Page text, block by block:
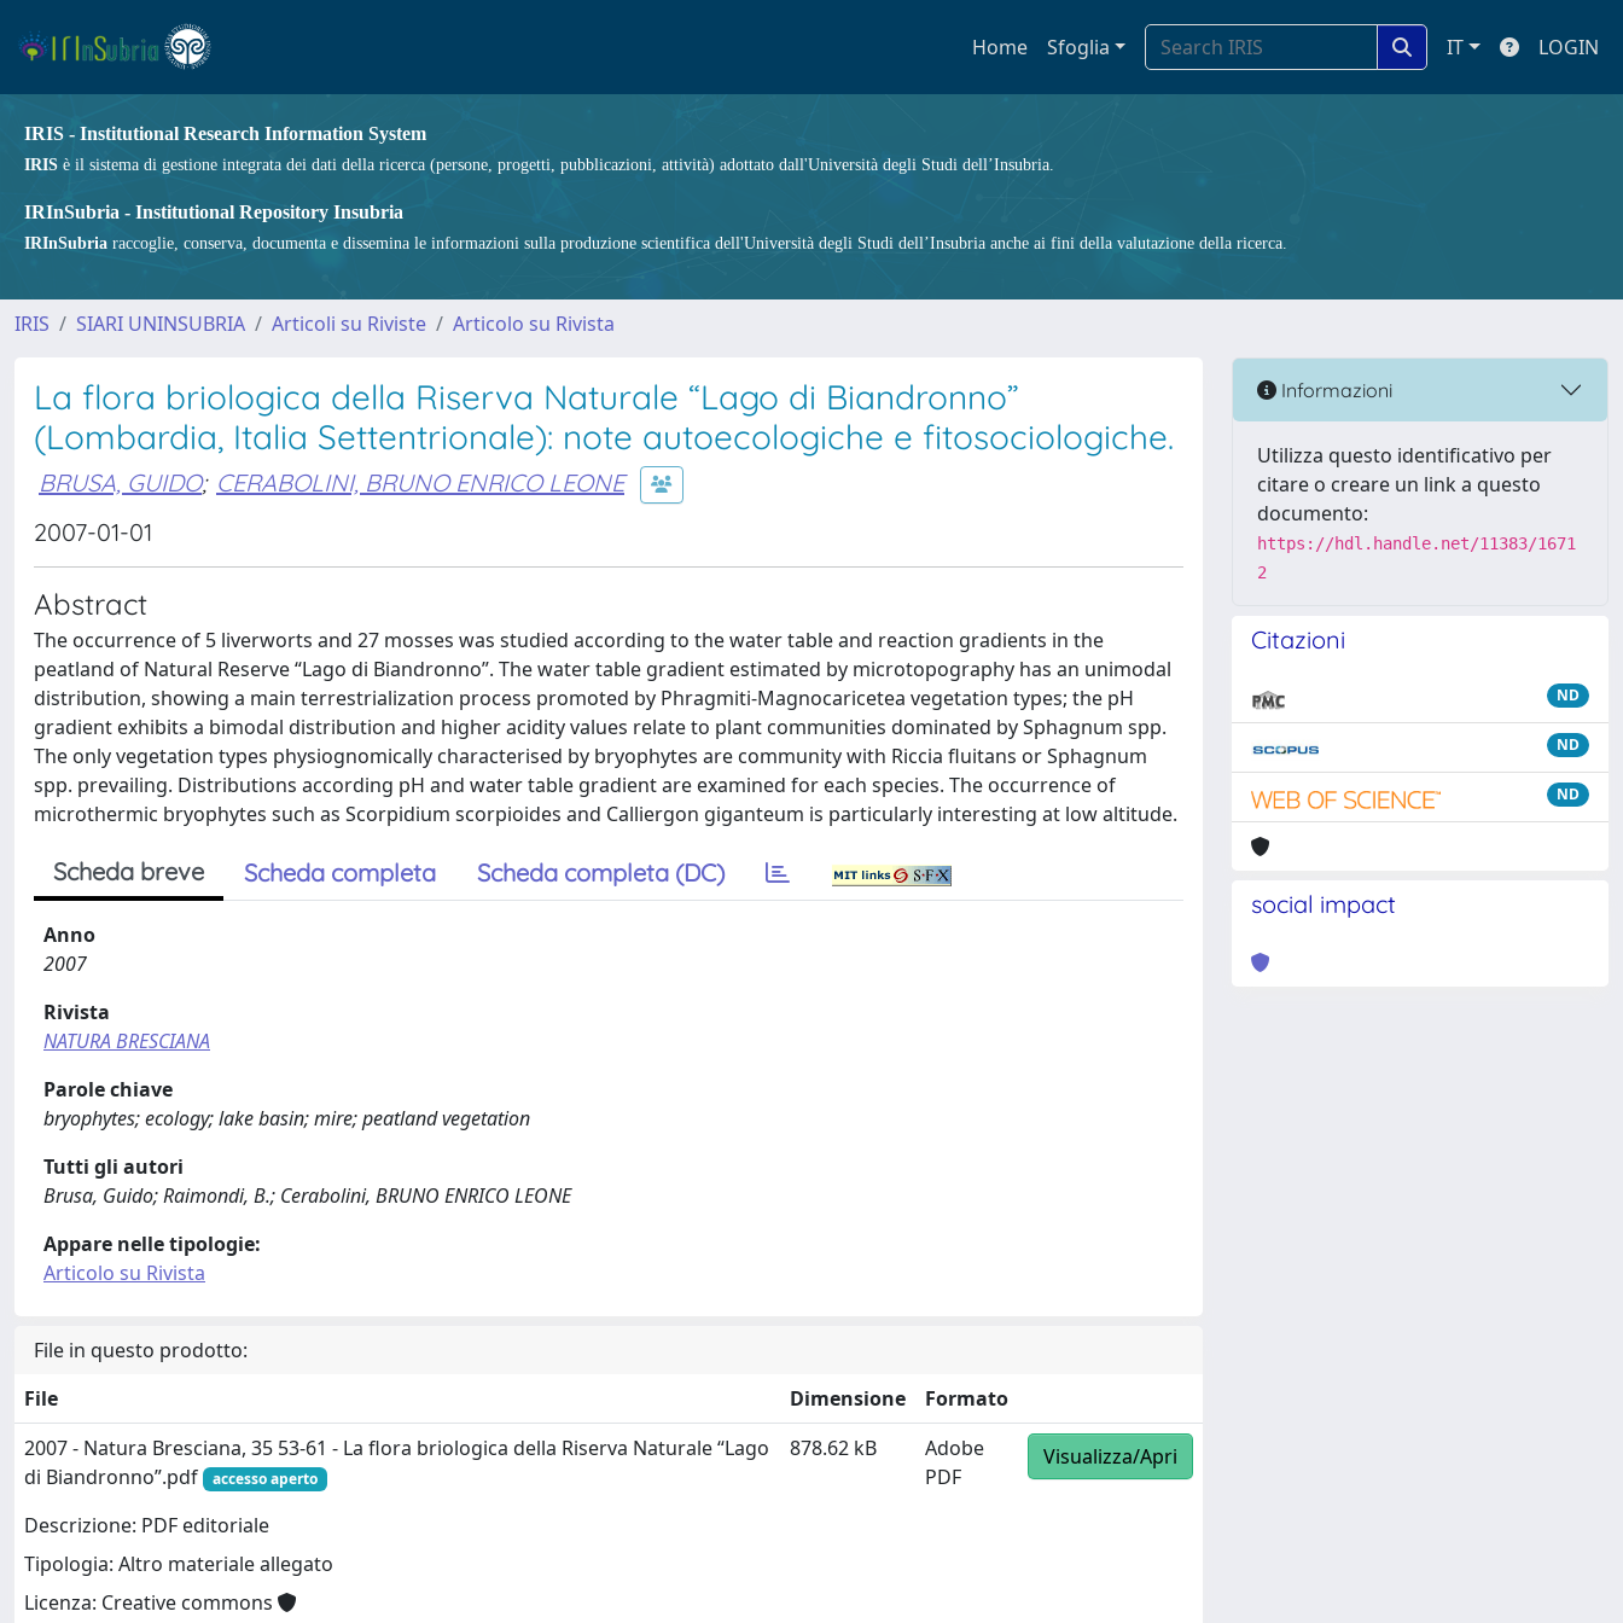
Home Sfoglia IT LOGIN
IRIS - Institutional Research Information System
IRIS è il sistema di gestione integrata dei dati della ricerca (persone, progetti, pubblicazioni, attività) adottato dall'Università degli Studi dell’Insubria.
IRInSubria - Institutional Repository Insubria
IRInSubria raccoglie, conserva, documenta e dissemina le informazioni sulla produzione scientifica dell'Università degli Studi dell’Insubria anche ai fini della valutazione della ricerca.
IRIS SIARI UNINSUBRIA Articoli su Riviste Articolo su Rivista
La flora briologica della Riserva Naturale “Lago di Biandronno”
(Lombardia, Italia Settentrionale): note autoecologiche e fitosociologiche.
BRUSA, GUIDO; CERABOLINI, BRUNO ENRICO LEONE
2007-01-01
Abstract
The occurrence of 5 liverworts and 27 mosses was studied according to the water table and reaction gradients in the
peatland of Natural Reserve “Lago di Biandronno”. The water table gradient estimated by microtopography has an unimodal
distribution, showing a main terrestrialization process promoted by Phragmiti-Magnocaricetea vegetation types; the pH
gradient exhibits a bimodal distribution and higher acidity values relate to plant communities dominated by Sphagnum spp.
The only vegetation types physiognomically characterised by bryophytes are community with Riccia fluitans or Sphagnum
spp. prevailing. Distributions according pH and water table gradient are examined for each species. The occurrence of
microthermic bryophytes such as Scorpidium scorpioides and Calliergon giganteum is particularly interesting at low altitude.
Scheda breve Scheda completa Scheda completa (DC)
Anno
2007
Rivista
NATURA BRESCIANA
Parole chiave
bryophytes; ecology; lake basin; mire; peatland vegetation
Tutti gli autori
Brusa, Guido; Raimondi, B.; Cerabolini, BRUNO ENRICO LEONE
Appare nelle tipologie:
Articolo su Rivista
File in questo prodotto:
File
Dimensione
Formato
2007 - Natura Bresciana, 35 53-61 - La flora briologica della Riserva Naturale “Lago
di Biandronno”.pdf
accesso aperto
Descrizione: PDF editoriale
Tipologia: Altro materiale allegato
Licenza: Creative commons
878.62 kB
Adobe
PDF
Visualizza/Apri
Informazioni
Utilizza questo identificativo per
citare o creare un link a questo
documento:
https://hdl.handle.net/11383/1671
2
Citazioni
ND
ND
ND
social impact